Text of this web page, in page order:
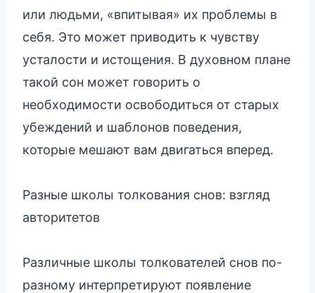
или людьми, «впитывая» их проблемы в
себя. Это может приводить к чувству
усталости и истощения. В духовном плане
такой сон может говорить о
необходимости освободиться от старых
убеждений и шаблонов поведения,
которые мешают вам двигаться вперед.
Разные школы толкования снов: взгляд
авторитетов
Различные школы толкователей снов по-
разному интерпретируют появление